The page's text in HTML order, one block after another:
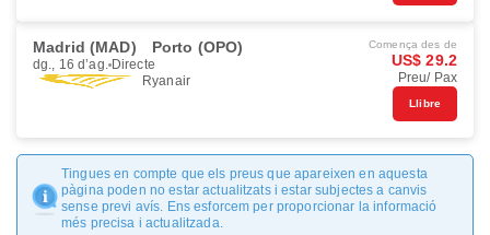
Madrid (MAD) Porto (OPO)
dg., 16 d’ag. Directe
Ryanair
Comença des de
US$ 29.2
Preu/ Pax
Llibre
Tingues en compte que els preus que apareixen en aquesta
pàgina poden no estar actualitzats i estar subjectes a canvis
sense previ avís. Ens esforcem per proporcionar la informació
més precisa i actualitzada.